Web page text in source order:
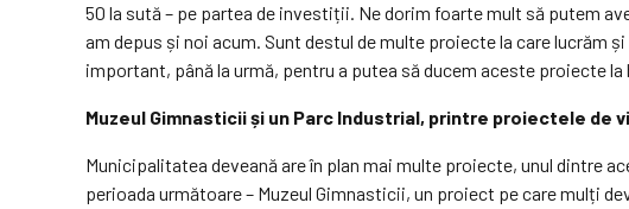
50 la sută – pe partea de investiții. Ne dorim foarte mult să putem
am depus și noi acum. Sunt destul de multe proiecte la care lucrăm
important, până la urmă, pentru a putea să ducem aceste proiecte
Muzeul Gimnasticii și un Parc Industrial, printre proiectele de
Municipalitatea deveană are în plan mai multe proiecte, unul dintre
perioada următoare – Muzeul Gimnasticii, un proiect pe care mulți